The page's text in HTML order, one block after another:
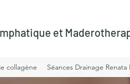
et
collagène Séances Drainage Renata